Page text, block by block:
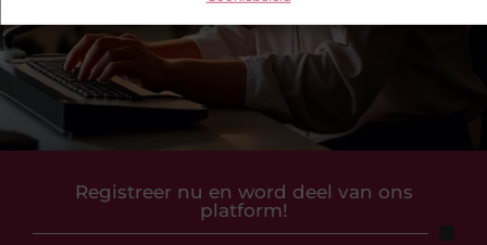
Registreer nu en word deel van ons
platform!